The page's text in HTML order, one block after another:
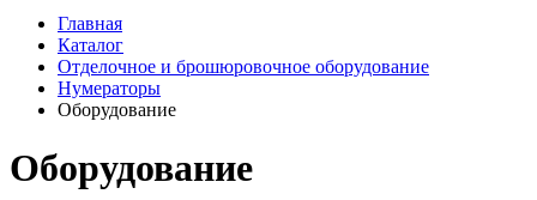
Главная
Каталог
Отделочное и брошюровочное оборудование
Нумераторы
Оборудование
Оборудование